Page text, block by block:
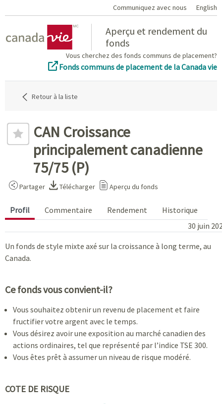
Communiquez avec nous English
Aperçu et rendement du
fonds
Vous cherchez des fonds communs de placement?
Fonds communs de placement de la Canada vie
Retour à la liste
CAN Croissance
principalement canadienne
75/75 (P)
Partager Télécharger Aperçu du fonds
Profil Commentaire Rendement
Historique
30 juin
Un fonds de style mixte axé sur la croissance à long terme, au
Canada.
Ce fonds vous convient-il?
Vous souhaitez obtenir un revenu de placement et faire
fructifier votre argent avec le temps.
Vous désirez avoir une exposition au marché canadien des
actions ordinaires, tel que représenté par l’indice TSE 300.
Vous êtes prêt à assumer un niveau de risque modéré.
COTE DE RISQUE